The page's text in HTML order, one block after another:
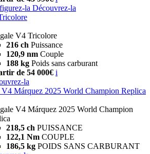
la Découvrez-la
V4 Tricolore
216 ch Puissance
120,9 nm Couple
188 kg Poids sans carburant
de 54 000€ i
la
V4 Márquez 2025 World Champion Replica
V4 Márquez 2025 World Champion
218,5 ch PUISSANCE
122,1 Nm COUPLE
186,5 kg POIDS SANS CARBURANT